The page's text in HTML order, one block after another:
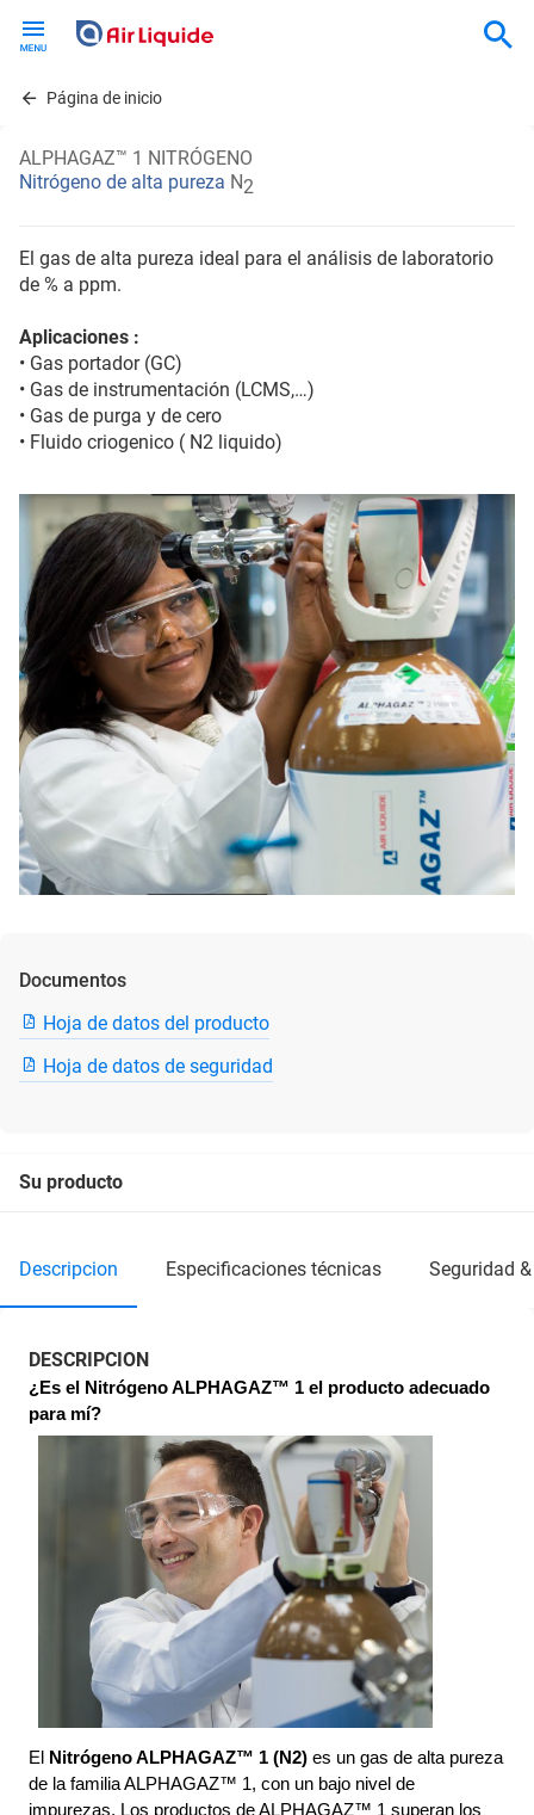
contentPágina de inicio
ALPHAGAZ™ 1 NITRÓGENO
Nitrógeno de alta pureza N2
El gas de alta pureza ideal para el análisis de laboratorio
de % a ppm.
Aplicaciones :
• Gas portador (GC)
• Gas de instrumentación (LCMS,…)
• Gas de purga y de cero
• Fluido criogenico ( N2 liquido)
Documentos
Hoja de datos del producto
Hoja de datos de seguridad
Su producto
descripcion especificaciones técnicas seguridad
DESCRIPCION
¿Es el Nitrógeno ALPHAGAZ™ 1 el producto adecuado
para mí?
El Nitrógeno ALPHAGAZ™ 1 (N2) es un gas de alta pureza
de la familia ALPHAGAZ™ 1, con un bajo nivel de
impurezas. Los productos de ALPHAGAZ™ 1 superan los